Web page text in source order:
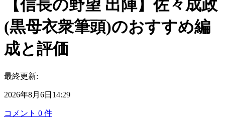
【信長の野望 出陣】佐々成政
(黒母衣衆筆頭)のおすすめ編
成と評価
最終更新:
2026年8月6日14:29
コメント 0 件